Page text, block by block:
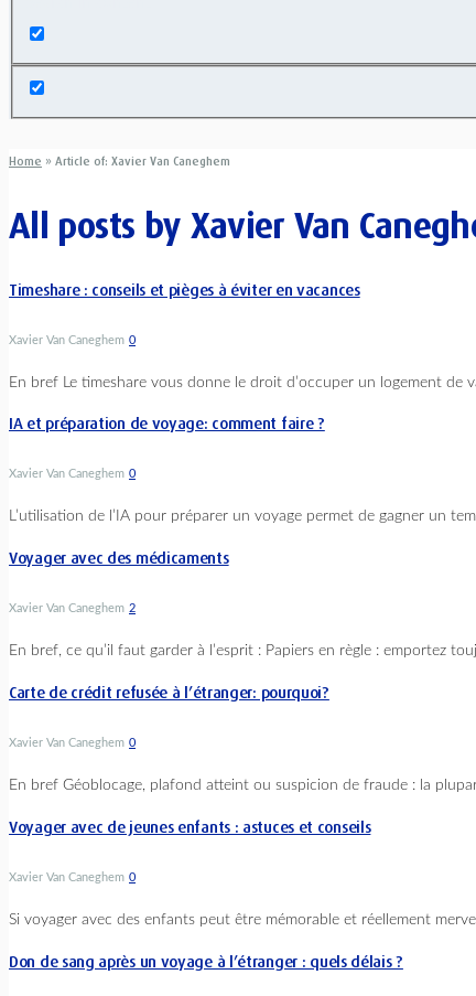
Home » Article of: Xavier Van Caneghem
All posts by Xavier Van
Timeshare : conseils et pièges à éviter en vacances
Xavier Van Caneghem 0
En bref Le timeshare vous donne le droit d’occuper un logement de
IA et préparation de voyage: comment faire ?
Xavier Van Caneghem 0
L’utilisation de l’IA pour préparer un voyage permet de gagner un
Voyager avec des médicaments
Xavier Van Caneghem 2
En bref, ce qu’il faut garder à l’esprit : Papiers en règle : emportez
Carte de crédit refusée à l’étranger: pourquoi?
Xavier Van Caneghem 0
En bref Géoblocage, plafond atteint ou suspicion de fraude : la
Voyager avec de jeunes enfants : astuces et conseils
Xavier Van Caneghem 0
Si voyager avec des enfants peut être mémorable et réellement
Don de sang après un voyage à l’étranger : quels délais ?